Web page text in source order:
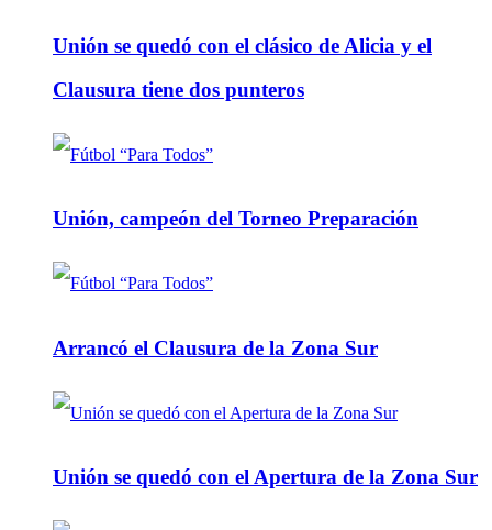
Unión se quedó con el clásico de Alicia y el
Clausura tiene dos punteros
Unión, campeón del Torneo Preparación
Arrancó el Clausura de la Zona Sur
Unión se quedó con el Apertura de la Zona Sur